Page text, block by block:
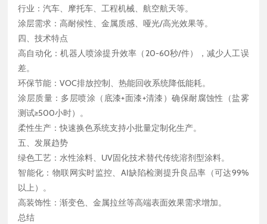
行业：汽车、摩托车、工程机械、航空航天等。
涂层需求：高耐候性、金属质感、哑光/高光效果等。
四、技术特点
高自动化：机器人喷涂提升效率（20-60秒/件），减少人工误
差。
环保节能：VOC排放控制、热能回收系统降低能耗。
涂层质量：多层喷涂（底漆+面漆+清漆）确保耐腐蚀性（盐雾
测试≥500小时）。
柔性生产：快速换色系统支持小批量定制化生产。
五、发展趋势
绿色工艺：水性涂料、UV固化技术替代传统溶剂型涂料。
智能化：物联网实时监控、AI缺陷检测提升良品率（可达99%
以上）。
高装饰性：渐变色、金属拉丝等高端表面效果需求增加。
总结